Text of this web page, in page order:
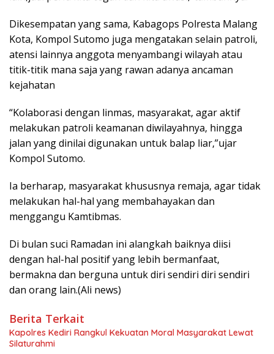
Dikesempatan yang sama, Kabagops Polresta Malang
Kota, Kompol Sutomo juga mengatakan selain patroli,
atensi lainnya anggota menyambangi wilayah atau
titik-titik mana saja yang rawan adanya ancaman
kejahatan
“Kolaborasi dengan linmas, masyarakat, agar aktif
melakukan patroli keamanan diwilayahnya, hingga
jalan yang dinilai digunakan untuk balap liar,”ujar
Kompol Sutomo.
Ia berharap, masyarakat khususnya remaja, agar tidak
melakukan hal-hal yang membahayakan dan
menggangu Kamtibmas.
Di bulan suci Ramadan ini alangkah baiknya diisi
dengan hal-hal positif yang lebih bermanfaat,
bermakna dan berguna untuk diri sendiri diri sendiri
dan orang lain.(Ali news)
Berita Terkait
Kapolres Kediri Rangkul Kekuatan Moral Masyarakat Lewat
Silaturahmi